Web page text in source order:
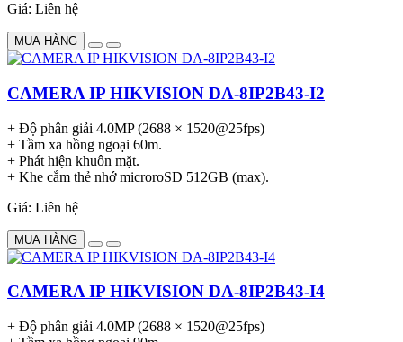
Giá: Liên hệ
MUA HÀNG
CAMERA IP HIKVISION DA-8IP2B43-I2
+ Độ phân giải 4.0MP (2688 × 1520@25fps)
+ Tầm xa hồng ngoại 60m.
+ Phát hiện khuôn mặt.
+ Khe cắm thẻ nhớ microroSD 512GB (max).
Giá: Liên hệ
MUA HÀNG
CAMERA IP HIKVISION DA-8IP2B43-I4
+ Độ phân giải 4.0MP (2688 × 1520@25fps)